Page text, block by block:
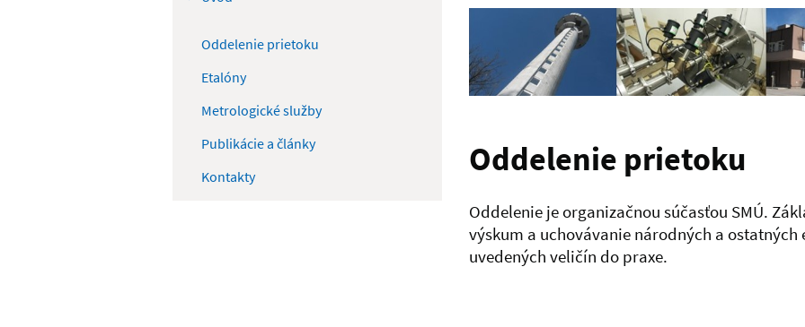
Oddelenie prietoku
Etalóny
Metrologické služby
Publikácie a články
Kontakty
Oddelenie prietoku
Oddelenie je organizačnou súčasťou SMÚ.
výskum a uchovávanie národných a
uvedených veličín do praxe.